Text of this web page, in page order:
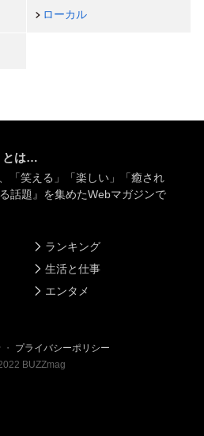
ローカル
とは…
「笑える」「楽しい」「癒され
話題』を集めたWebマガジンで
ランキング
生活と仕事
エンタメ
・ プライバシーポリシー
BUZZmag